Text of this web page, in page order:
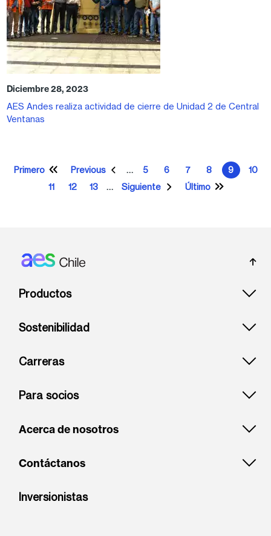
Diciembre 28, 2023
AES Andes realiza actividad de cierre de Unidad 2 de Central
Ventanas
Primera página
Primero Página anterior
Previous … Página
5 Página
6 Página
7 Página
8 Página
9
10
Página
11 Página
12 Página
13 … Siguiente página
Siguiente Última página
Último
Footer: Chile
Productos
Sostenibilidad
Carreras
Para socios
Acerca de nosotros
Contáctanos
Inversionistas